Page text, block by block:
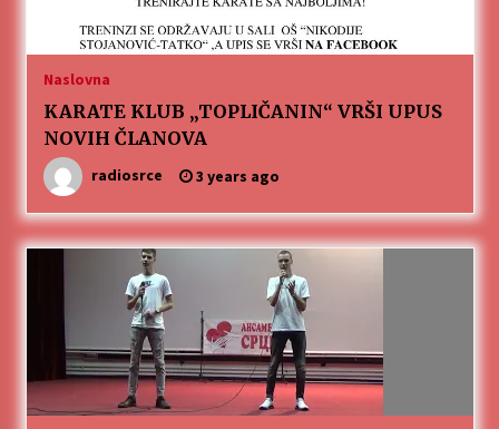
Naslovna
KARATE KLUB „TOPLIČANIN“ VRŠI UPUS
NOVIH ČLANOVA
radiosrce 3 years ago